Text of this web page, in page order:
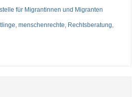
für Migrantinnen und Migranten
, menschenrechte, Rechtsberatung,